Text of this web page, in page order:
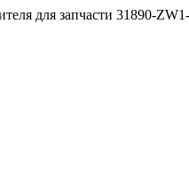
для запчасти 31890-